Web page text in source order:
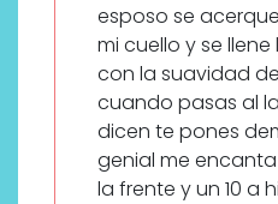
esposo se
mi cuello y se
con la suavidad de
cuando pasas al
dicen te pones
genial me
la frente y un 10 a